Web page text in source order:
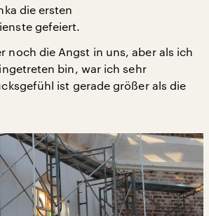
die ersten
gefeiert.
noch die Angst in uns, aber als ich
bin, war ich sehr
ist gerade größer als die